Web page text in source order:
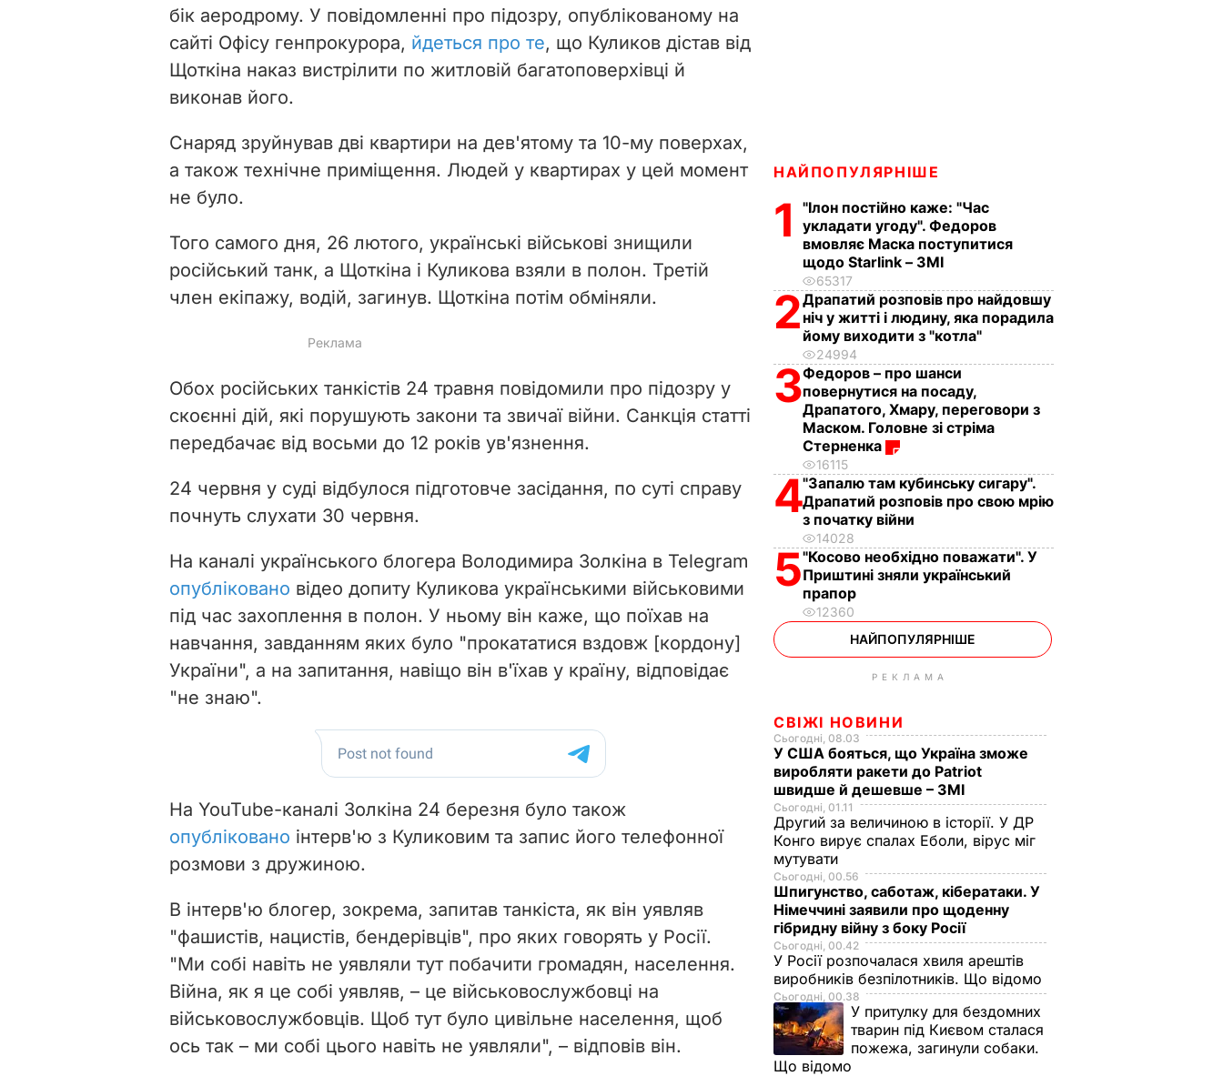
бік аеродрому. У повідомленні про підозру, опублікованому на
сайті Офісу генпрокурора, йдеться про те, що Куликов дістав від
Щоткіна наказ вистрілити по житловій багатоповерхівці й
виконав його.
Снаряд зруйнував дві квартири на дев'ятому та 10-му поверхах,
а також технічне приміщення. Людей у квартирах у цей момент
не було.
Того самого дня, 26 лютого, українські військові знищили
російський танк, а Щоткіна і Куликова взяли в полон. Третій
член екіпажу, водій, загинув. Щоткіна потім обміняли.
Обох російських танкістів 24 травня повідомили про підозру у
скоєнні дій, які порушують закони та звичаї війни. Санкція статті
передбачає від восьми до 12 років ув'язнення.
24 червня у суді відбулося підготовче засідання, по суті справу
почнуть слухати 30 червня.
На каналі українського блогера Володимира Золкіна в Telegram
опубліковано відео допиту Куликова українськими військовими
під час захоплення в полон. У ньому він каже, що поїхав на
навчання, завданням яких було "прокататися вздовж [кордону]
України", а на запитання, навіщо він в'їхав у країну, відповідає
"не знаю".
На YouTube-каналі Золкіна 24 березня було також
опубліковано інтерв'ю з Куликовим та запис його телефонної
розмови з дружиною.
В інтерв'ю блогер, зокрема, запитав танкіста, як він уявляв
"фашистів, нацистів, бендерівців", про яких говорять у Росії.
"Ми собі навіть не уявляли тут побачити громадян, населення.
Війна, як я це собі уявляв, – це військовослужбовці на
військовослужбовців. Щоб тут було цивільне населення, щоб
ось так – ми собі цього навіть не уявляли", – відповів він.
НАЙПОПУЛЯРНІШЕ
1
"Ілон постійно каже: "Час
укладати угоду". Федоров
вмовляє Маска поступитися
щодо Starlink – ЗМІ
65317
2Драпатий розповів про найдовшу
ніч у житті і людину, яка порадила
йому виходити з "котла"
24994
3Федоров – про шанси
повернутися на посаду,
Драпатого, Хмару, переговори з
Маском. Головне зі стріма
Стерненка
16115
4"Запалю там кубинську сигару".
Драпатий розповів про свою мрію
з початку війни
14028
5"Косово необхідно поважати". У
Приштині зняли український
прапор
12360
НАЙПОПУЛЯРНІШЕ
РЕКЛАМА
СВІЖІ НОВИНИ
Сьогодні, 08.03
У США бояться, що Україна зможе
виробляти ракети до Patriot
швидше й дешевше – ЗМІ
Сьогодні, 01.11
Другий за величиною в історії. У ДР
Конго вирує спалах Еболи, вірус міг
мутувати
Сьогодні, 00.56
Шпигунство, саботаж, кібератаки. У
Німеччині заявили про щоденну
гібридну війну з боку Росії
Сьогодні, 00.42
У Росії розпочалася хвиля арештів
виробників безпілотників. Що відомо
Сьогодні, 00.38
У притулку для бездомних
тварин під Києвом сталася
пожежа, загинули собаки.
Що відомо